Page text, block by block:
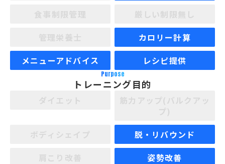
カロリー計算
メニューアドバイス
レシピ提供
Purpose
トレーニング目的
脱・リバウンド
姿勢改善